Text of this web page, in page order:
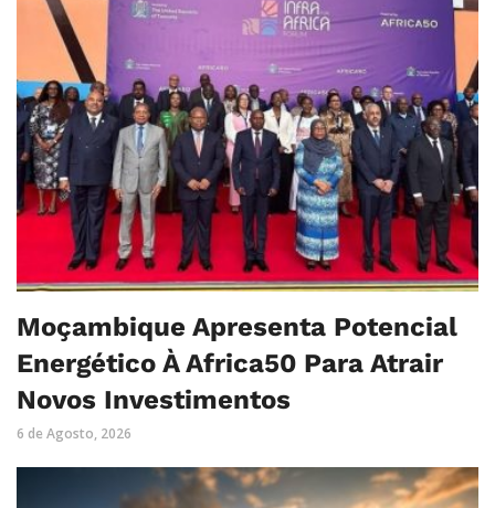
Moçambique Apresenta Potencial
Energético À Africa50 Para Atrair
Novos Investimentos
6 de Agosto, 2026